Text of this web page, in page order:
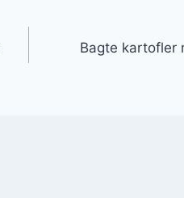
Bagte kartofler